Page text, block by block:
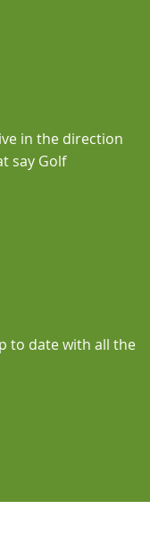
in the direction
say Golf
to date with all the